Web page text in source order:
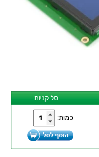
סל קניות
כמות: